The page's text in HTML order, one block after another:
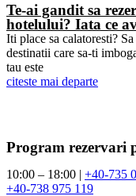
Te-ai gandit sa
hotelului? Iata ce
Iti place sa calatoresti?
destinatii care sa-ti
tau este
citeste mai departe
Program rezervari
10:00 – 18:00 | +40-735
+40-738 975 119